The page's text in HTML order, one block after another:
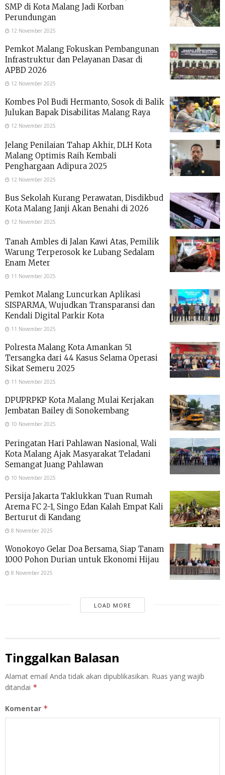
SMP di Kota Malang Jadi Korban
Perundungan
12 November 2025
Pemkot Malang Fokuskan Pembangunan
Infrastruktur dan Pelayanan Dasar di
APBD 2026
12 November 2025
Kombes Pol Budi Hermanto, Sosok di Balik
Julukan Bapak Disabilitas Malang Raya
12 November 2025
Jelang Penilaian Tahap Akhir, DLH Kota
Malang Optimis Raih Kembali
Penghargaan Adipura 2025
12 November 2025
Bus Sekolah Kurang Perawatan, Disdikbud
Kota Malang Janji Akan Benahi di 2026
12 November 2025
Tanah Ambles di Jalan Kawi Atas, Pemilik
Warung Terperosok ke Lubang Sedalam
Enam Meter
11 November 2025
Pemkot Malang Luncurkan Aplikasi
SISPARMA, Wujudkan Transparansi dan
Kendali Digital Parkir Kota
11 November 2025
Polresta Malang Kota Amankan 51
Tersangka dari 44 Kasus Selama Operasi
Sikat Semeru 2025
11 November 2025
DPUPRPKP Kota Malang Mulai Kerjakan
Jembatan Bailey di Sonokembang
10 November 2025
Peringatan Hari Pahlawan Nasional, Wali
Kota Malang Ajak Masyarakat Teladani
Semangat Juang Pahlawan
10 November 2025
Persija Jakarta Taklukkan Tuan Rumah
Arema FC 2-1, Singo Edan Kalah Empat Kali
Berturut di Kandang
8 November 2025
Wonokoyo Gelar Doa Bersama, Siap Tanam
1000 Pohon Durian untuk Ekonomi Hijau
8 November 2025
LOAD MORE
Tinggalkan Balasan
Alamat email Anda tidak akan dipublikasikan. Ruas yang wajib
ditandai *
Komentar *